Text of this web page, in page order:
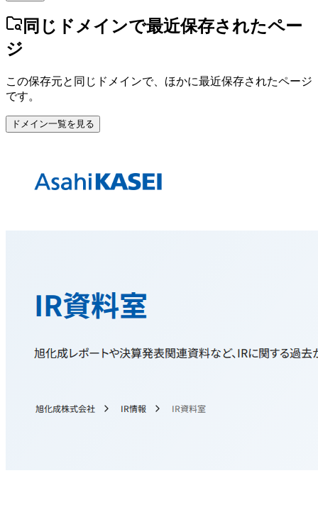
同じドメインで最近保存されたペー
ジ
この保存元と同じドメインで、ほかに最近保存されたページ
です。
ドメイン一覧を見る